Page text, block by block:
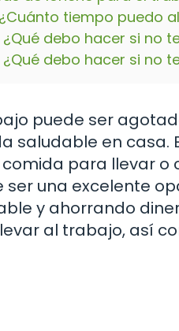
¿Cuánto tiempo puedo
¿Qué debo hacer si no
¿Qué debo hacer si no
puede ser
saludable en casa.
para llevar o
ser una excelente
y ahorrando
al trabajo, así